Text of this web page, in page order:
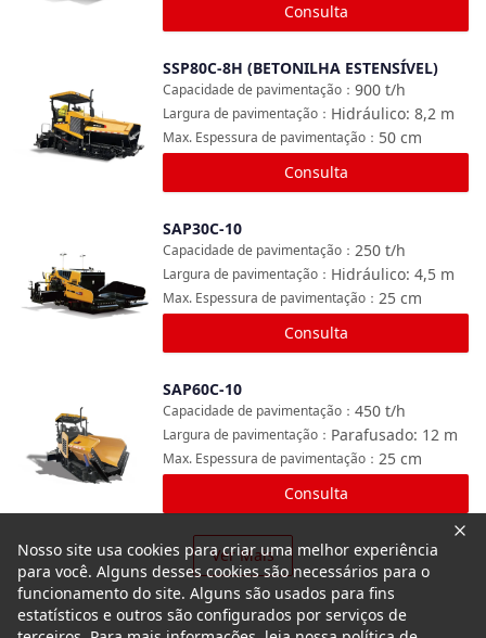
Consulta
SSP80C-8H (BETONILHA ESTENSÍVEL)
900 t/h
Capacidade de pavimentação ：
Hidráulico: 8,2 m
Largura de pavimentação ：
50 cm
Max. Espessura de pavimentação ：
Consulta
SAP30C-10
250 t/h
Capacidade de pavimentação ：
Hidráulico: 4,5 m
Largura de pavimentação ：
25 cm
Max. Espessura de pavimentação ：
Consulta
SAP60C-10
450 t/h
Capacidade de pavimentação ：
Parafusado: 12 m
Largura de pavimentação ：
25 cm
Max. Espessura de pavimentação ：
Consulta
Ver Mais
Nosso site usa cookies para criar uma melhor experiência
para você. Alguns desses cookies são necessários para o
funcionamento do site. Alguns são usados para fins
estatísticos e outros são configurados por serviços de